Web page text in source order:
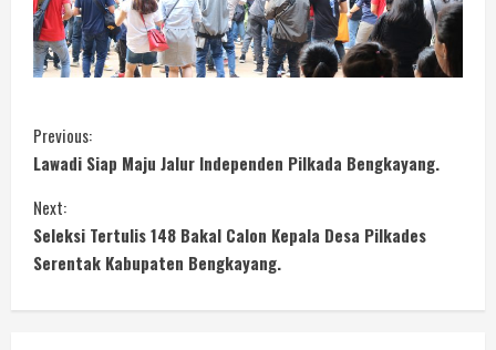
C
o
n
t
Previous:
Lawadi Siap Maju Jalur Independen Pilkada Bengkayang.
Next:
Seleksi Tertulis 148 Bakal Calon Kepala Desa Pilkades
Serentak Kabupaten Bengkayang.